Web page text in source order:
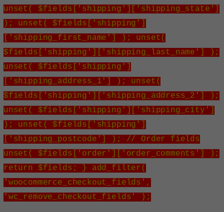
unset( $fields['shipping']['shipping_state']
); unset( $fields['shipping']
['shipping_first_name'] ); unset(
$fields['shipping']['shipping_last_name'] );
unset( $fields['shipping']
['shipping_address_1'] ); unset(
$fields['shipping']['shipping_address_2'] );
unset( $fields['shipping']['shipping_city']
); unset( $fields['shipping']
['shipping_postcode'] ); // Order fields
unset( $fields['order']['order_comments'] );
return $fields; } add_filter(
'woocommerce_checkout_fields',
'wc_remove_checkout_fields' );